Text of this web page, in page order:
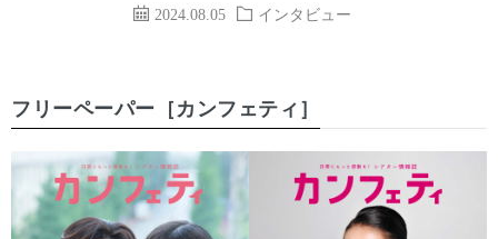
2024.08.05 インタビュー
フリーペーパー［カンフェティ］